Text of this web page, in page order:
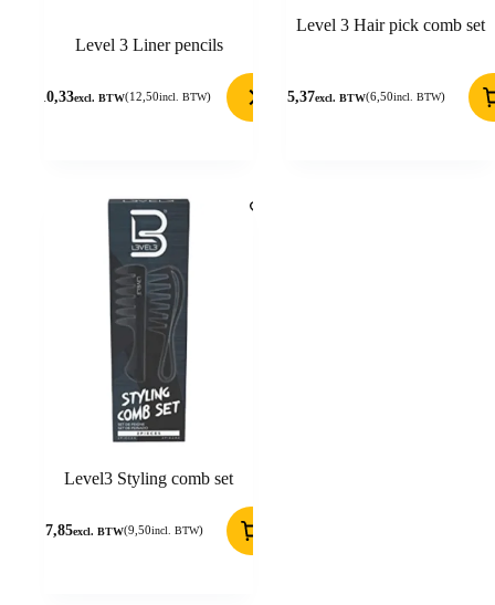
Level 3 Liner pencils
10,33excl. BTW(12,50incl. BTW)
Level 3 Hair pick comb set
5,37excl. BTW(6,50incl. BTW)
Level3 Styling comb set
7,85excl. BTW(9,50incl. BTW)